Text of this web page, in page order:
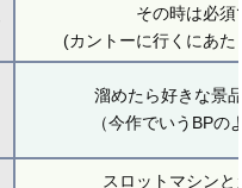
その時は必須
(カントーに行くにあ
溜めたら好きな景
（今作でいうBPの
スロットマシンと